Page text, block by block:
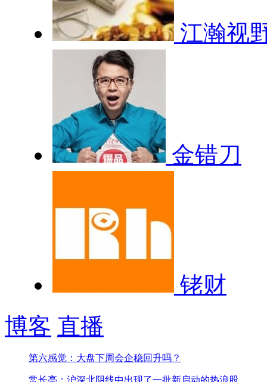
江瀚视
金错刀
铑财
博客 直播
第六感觉：大盘下周会企稳回升吗？
常长亭：沪深北阴线中出现了一批新启动的热浪股